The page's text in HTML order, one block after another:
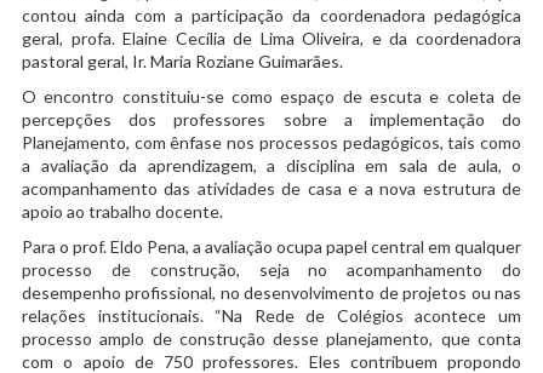
contou ainda com a participação da coordenadora pedagógica
geral, profa. Elaine Cecília de Lima Oliveira, e da coordenadora
pastoral geral, Ir. Maria Roziane Guimarães.
O encontro constituiu-se como espaço de escuta e coleta de
percepções dos professores sobre a implementação do
Planejamento, com ênfase nos processos pedagógicos, tais como
a avaliação da aprendizagem, a disciplina em sala de aula, o
acompanhamento das atividades de casa e a nova estrutura de
apoio ao trabalho docente.
Para o prof. Eldo Pena, a avaliação ocupa papel central em qualquer
processo de construção, seja no acompanhamento do
desempenho profissional, no desenvolvimento de projetos ou nas
relações institucionais. “Na Rede de Colégios acontece um
processo amplo de construção desse planejamento, que conta
com o apoio de 750 professores. Eles contribuem propondo